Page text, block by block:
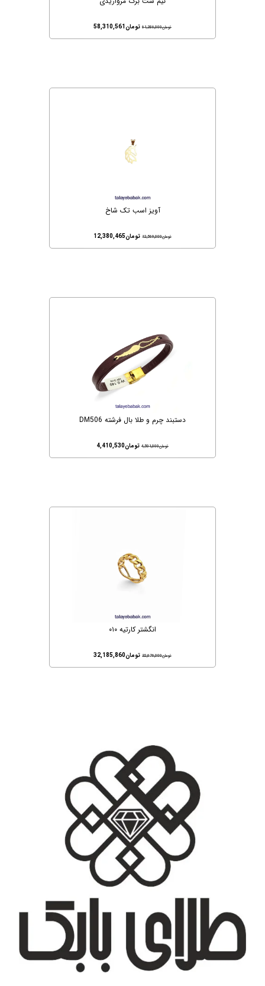
تومان61,386,000 تومان58,310,561
آویز اسب تک شاخ
تومان12,569,000 تومان12,380,465
دستبند چرم و طلا بال فرشته DM506
تومان4,501,000 تومان4,410,530
انگشتر کارتیه ۰۱۰
تومان32,676,000 تومان32,185,860